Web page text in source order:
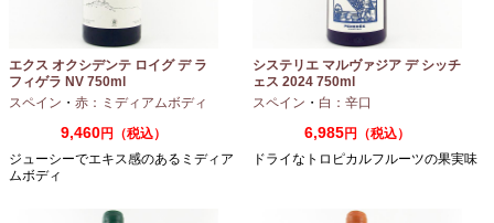
エクス オクシデンテ ロイグ デ ラ
フィゲラ NV 750ml
（2022/2023）
スペイン ・ 赤：ミディアムボディ
9,460円（税込）
ジューシーでエキス感のあるミディア
ムボディ
システリエ マルヴァジア デ シッチ
ェス 2024 750ml
スペイン ・ 白：辛口
6,985円（税込）
ドライなトロピカルフルーツの果実味